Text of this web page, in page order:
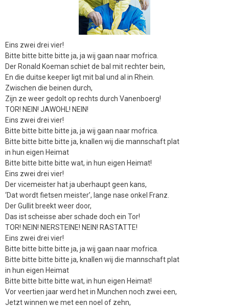
Eins zwei drei vier!
Bitte bitte bitte bitte ja, ja wij gaan naar mofrica.
Der Ronald Koeman schiet de bal mit rechter bein,
En die duitse keeper ligt mit bal und al in Rhein.
Zwischen die beinen durch,
Zijn ze weer gedolt op rechts durch Vanenboerg!
TOR! NEIN! JAWOHL! NEIN!
Eins zwei drei vier!
Bitte bitte bitte bitte ja, ja wij gaan naar mofrica.
Bitte bitte bitte bitte ja, knallen wij die mannschaft plat
in hun eigen Heimat
Bitte bitte bitte bitte wat, in hun eigen Heimat!
Eins zwei drei vier!
Der vicemeister hat ja uberhaupt geen kans,
‘Dat wordt fietsen meister’, lange nase onkel Franz.
Der Gullit breekt weer door,
Das ist scheisse aber schade doch ein Tor!
TOR! NEIN! NIERSTEINE! NEIN! RASTATTE!
Eins zwei drei vier!
Bitte bitte bitte bitte ja, ja wij gaan naar mofrica.
Bitte bitte bitte bitte ja, knallen wij die mannschaft plat
in hun eigen Heimat
Bitte bitte bitte bitte wat, in hun eigen Heimat!
Vor veertien jaar werd het in Munchen noch zwei een,
Jetzt winnen we met een noel of zehn,